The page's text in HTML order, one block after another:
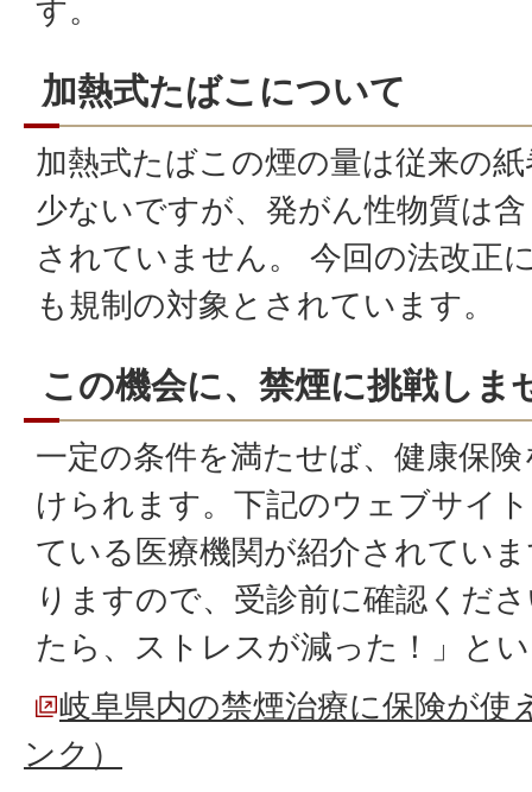
す。
加熱式たばこについて
加熱式たばこの煙の量は従来の
少ないですが、発がん性物質は
されていません。 今回の法改正
も規制の対象とされています。
この機会に、禁煙に挑戦しま
一定の条件を満たせば、健康保
けられます。下記のウェブサイ
ている医療機関が紹介されてい
りますので、受診前に確認くだ
たら、ストレスが減った！」と
岐阜県内の禁煙治療に保険が使
ンク）